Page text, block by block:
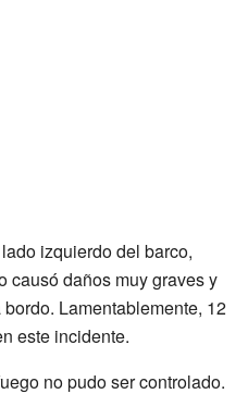
izquierdo del barco,
causó daños muy graves y
Lamentablemente, 12
este incidente.
no pudo ser controlado.